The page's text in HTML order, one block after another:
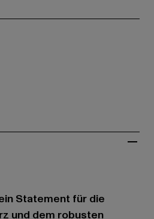
Statement für die
und dem robusten